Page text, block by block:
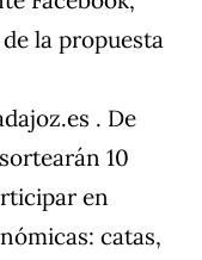
la propuesta
. De
10
en
catas,